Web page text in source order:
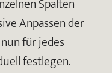
Spalten
Anpassen der
für jedes
festlegen.